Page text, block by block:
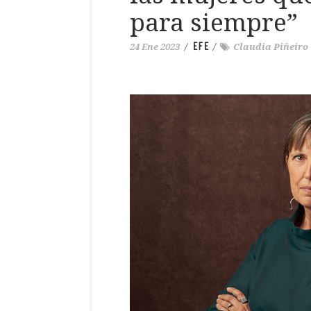
para siempre”
24 Ene 2023 / EFE / Claudia Piñeiro